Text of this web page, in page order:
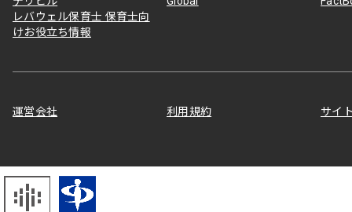
レバウェル保育士 保育士向
けお役立ち情報
運営会社 利用規約 サイ